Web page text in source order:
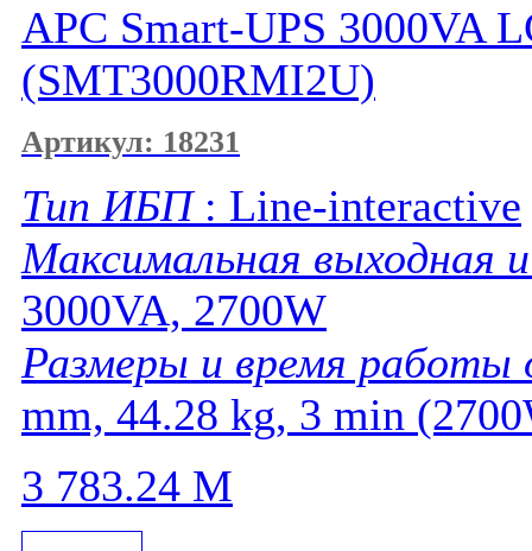
APC Smart-UPS 3000VA
(SMT3000RMI2U)
Артикул: 18231
Тип ИБП: Line-interactive
Максимальная выходная
3000VA, 2700W
Размеры и время работы
mm, 44.28 kg, 3 min
3 783.24 M